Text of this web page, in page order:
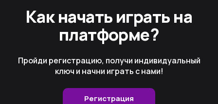
Как начать играть на
платформе?
Пройди регистрацию, получи индивидуальный
ключ и начни играть с нами!
Регистрация